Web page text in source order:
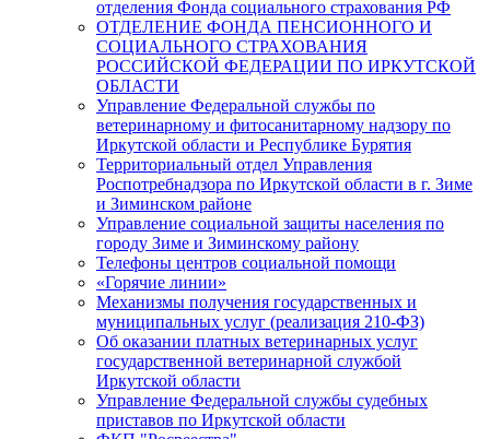
отделения Фонда социального страхования РФ
ОТДЕЛЕНИЕ ФОНДА ПЕНСИОННОГО И
СОЦИАЛЬНОГО СТРАХОВАНИЯ
РОССИЙСКОЙ ФЕДЕРАЦИИ ПО ИРКУТСКОЙ
ОБЛАСТИ
Управление Федеральной службы по
ветеринарному и фитосанитарному надзору по
Иркутской области и Республике Бурятия
Территориальный отдел Управления
Роспотребнадзора по Иркутской области в г. Зиме
и Зиминском районе
Управление социальной защиты населения по
городу Зиме и Зиминскому району
Телефоны центров социальной помощи
«Горячие линии»
Механизмы получения государственных и
муниципальных услуг (реализация 210-ФЗ)
Об оказании платных ветеринарных услуг
государственной ветеринарной службой
Иркутской области
Управление Федеральной службы судебных
приставов по Иркутской области